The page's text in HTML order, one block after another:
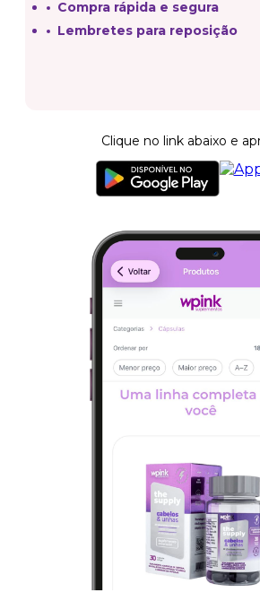
Compra rápida e segura
Lembretes para reposição
Clique no link abaixo e